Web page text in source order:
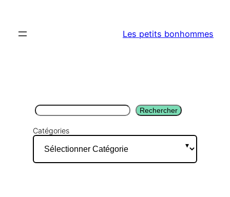
contenu
Les petits bonhommes
Rechercher Rechercher
Catégories